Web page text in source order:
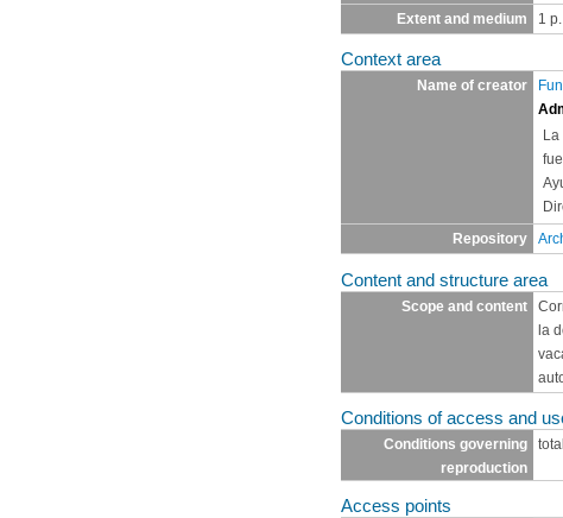
Extent and medium
1 p.
Context area
Name of creator
Repository
Content and structure area
Scope and content
la
Conditions of access and
Conditions governing
reproduction
total
Access points